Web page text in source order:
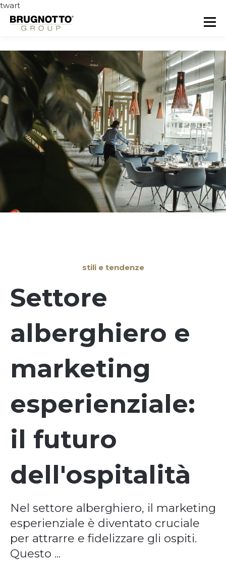
twart
stili e tendenze
Settore
alberghiero e
marketing
esperienziale:
il futuro
dell'ospitalità
Nel settore alberghiero, il marketing
esperienziale è diventato cruciale
per attrarre e fidelizzare gli ospiti.
Questo ...